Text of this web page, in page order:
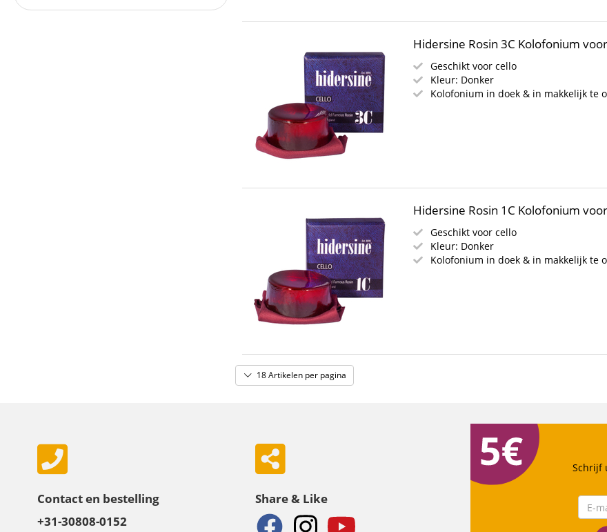
Hidersine Rosin 3C Kolofonium
Geschikt voor cello
Kleur: Donker
Kolofonium in doek & in makkelijk te
Hidersine Rosin 1C Kolofonium
Geschikt voor cello
Kleur: Donker
Kolofonium in doek & in makkelijk te
18 Artikelen per pagina
Schrijf
Contact en bestelling
+31-30808-0152
Share & Like